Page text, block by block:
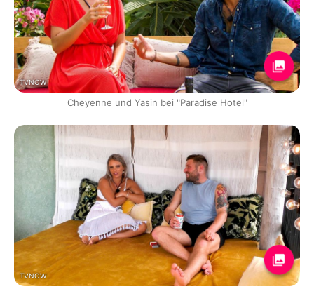
TVNOW
Cheyenne und Yasin bei "Paradise Hotel"
TVNOW